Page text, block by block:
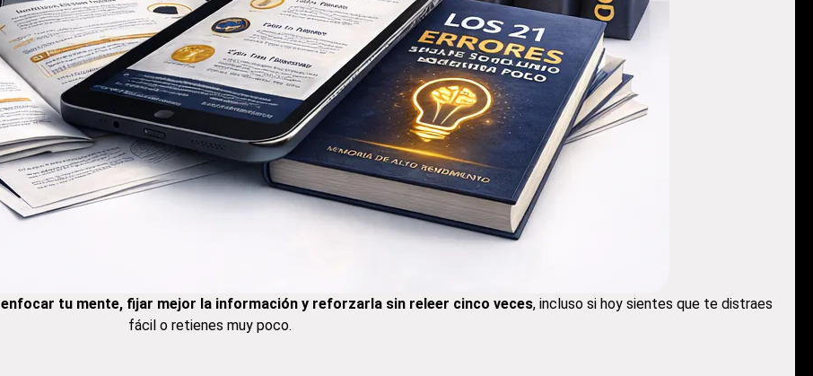
enfocar tu mente, fijar mejor la información y reforzarla sin releer cinco veces, incluso si hoy sientes que te distraes
fácil o retienes muy poco.